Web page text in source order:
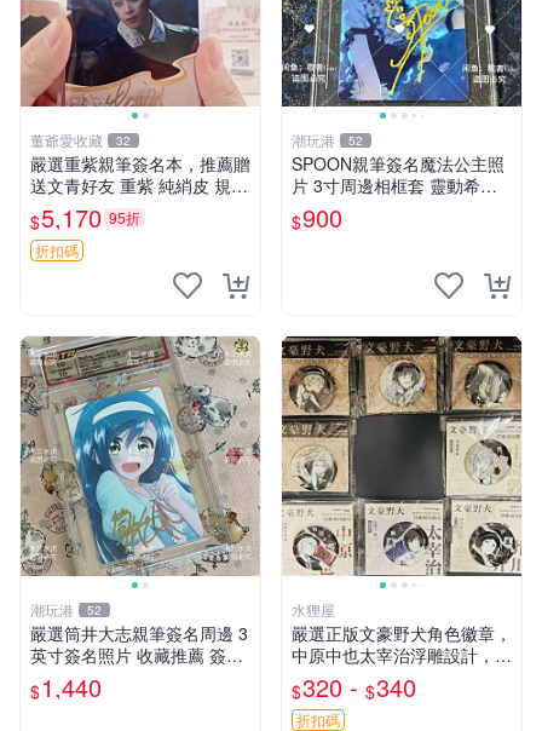
董爺愛收藏 32
嚴選重紫親筆簽名本，推薦贈
送文青好友 重紫 純綃皮 規格
8開
$5,170 95折
折扣碼
潮玩港 52
SPOON親筆簽名魔法公主照
片 3寸周邊相框套 靈動希婭
限量周邊 魔法公主 希婭 現象
框
$900
潮玩港 52
嚴選筒井大志親筆簽名周邊 3
英寸簽名照片 收藏推薦 簽名
周邊 3英寸 簽名 照片
$1,440
水狸屋
嚴選正版文豪野犬角色徽章，
中原中也太宰治浮雕設計，5
8mm馬口鐵質吧唧徽章，有
原袋可對光確認。國谷正品保
障，適合收藏。 中原中也 浮
$320 - $340
折扣碼